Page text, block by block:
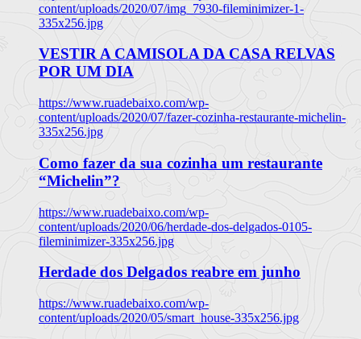
content/uploads/2020/07/img_7930-fileminimizer-1-
335x256.jpg
VESTIR A CAMISOLA DA CASA RELVAS
POR UM DIA
https://www.ruadebaixo.com/wp-
content/uploads/2020/07/fazer-cozinha-restaurante-michelin-
335x256.jpg
Como fazer da sua cozinha um restaurante
“Michelin”?
https://www.ruadebaixo.com/wp-
content/uploads/2020/06/herdade-dos-delgados-0105-
fileminimizer-335x256.jpg
Herdade dos Delgados reabre em junho
https://www.ruadebaixo.com/wp-
content/uploads/2020/05/smart_house-335x256.jpg